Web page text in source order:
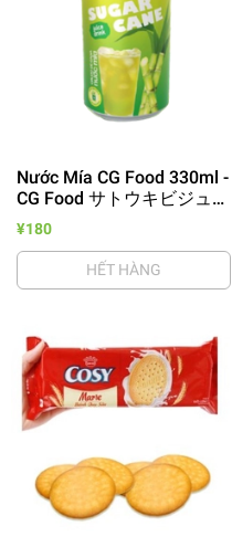
Nước Mía CG Food 330ml -
CG Food サトウキビジュー
ス
¥180
HẾT HÀNG